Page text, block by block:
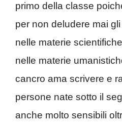
primo della classe
per non deludere mai
nelle materie
nelle materie
cancro ama scrivere e
persone nate sotto il
anche molto sensibili